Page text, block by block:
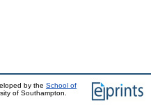
by the School of
of Southampton.